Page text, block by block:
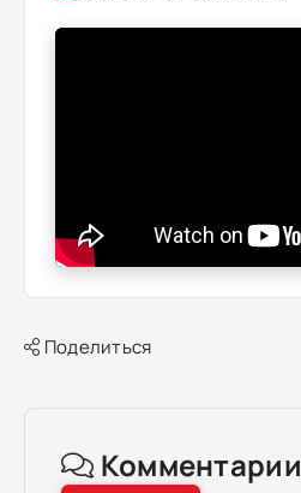
Поделиться
Комментарии